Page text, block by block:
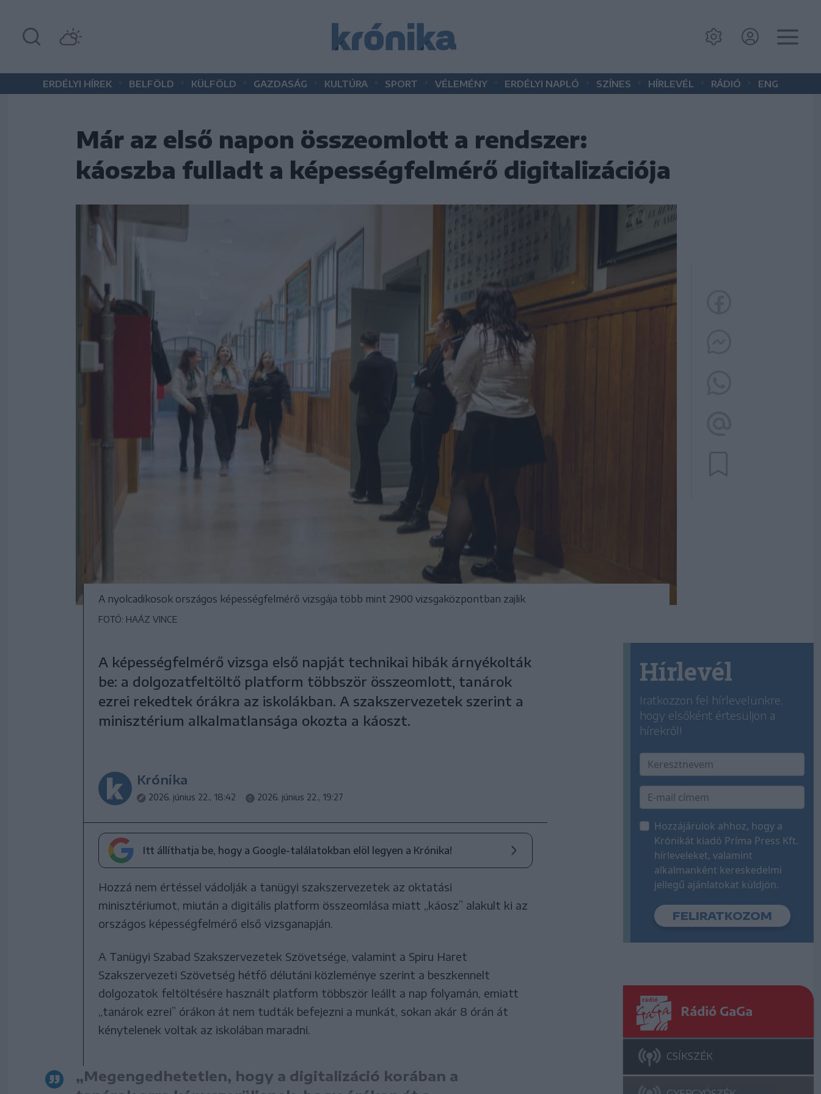
ERDÉLYI HÍREK BELFÖLD KÜLFÖLD GAZDASÁG KULTÚRA SPORT VÉLEMÉNY ERDÉLYI NAPLÓ SZÍNES HÍRLEVÉL RÁDIÓ ENG
Már az első napon összeomlott a rendszer:
káoszba fulladt a képességfelmérő digitalizációja
A nyolcadikosok országos képességfelmérő vizsgája több mint 2900 vizsgaközpontban zajlik
FOTÓ: HAÁZ VINCE
A képességfelmérő vizsga első napját technikai hibák árnyékolták
be: a dolgozatfeltöltő platform többször összeomlott, tanárok
ezrei rekedtek órákra az iskolákban. A szakszervezetek szerint a
minisztérium alkalmatlansága okozta a káoszt.
Krónika
2026. június 22., 18:42 2026. június 22., 19:27
Itt állíthatja be, hogy a Google-találatokban elöl legyen a Krónika!
Hozzá nem értéssel vádolják a tanügyi szakszervezetek az oktatási
minisztériumot, miután a digitális platform összeomlása miatt „káosz” alakult ki az
országos képességfelmérő első vizsganapján.
A Tanügyi Szabad Szakszervezetek Szövetsége, valamint a Spiru Haret
Szakszervezeti Szövetség hétfő délutáni közleménye szerint a beszkennelt
dolgozatok feltöltésére használt platform többször leállt a nap folyamán, emiatt
„tanárok ezrei” órákon át nem tudták befejezni a munkát, sokan akár 8 órán át
kénytelenek voltak az iskolában maradni.
„Megengedhetetlen, hogy a digitalizáció korában a
Hírlevél
Iratkozzon fel hírlevelünkre,
hogy elsőként értesüljön a
hírekről!
Hozzájárulok ahhoz, hogy a
Krónikát kiadó Príma Press Kft.
hírleveleket, valamint
alkalmanként kereskedelmi
jellegű ajánlatokat küldjön.
Rádió GaGa
CSÍKSZÉK